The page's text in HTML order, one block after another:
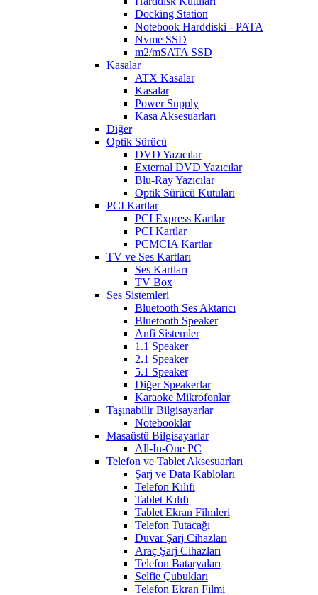
Docking Station
Notebook Harddiski - PATA
Nvme SSD
m2/mSATA SSD
Kasalar
ATX Kasalar
Kasalar
Power Supply
Kasa Aksesuarları
Diğer
Optik Sürücü
DVD Yazıcılar
External DVD Yazıcılar
Blu-Ray Yazıcılar
Optik Sürücü Kutuları
PCI Kartlar
PCI Express Kartlar
PCI Kartlar
PCMCIA Kartlar
TV ve Ses Kartları
Ses Kartları
TV Box
Ses Sistemleri
Bluetooth Ses Aktarıcı
Bluetooth Speaker
Anfi Sistemler
1.1 Speaker
2.1 Speaker
5.1 Speaker
Diğer Speakerlar
Karaoke Mikrofonlar
Taşınabilir Bilgisayarlar
Notebooklar
Masaüstü Bilgisayarlar
All-In-One PC
Telefon ve Tablet Aksesuarları
Şarj ve Data Kabloları
Telefon Kılıfı
Tablet Kılıfı
Tablet Ekran Filmleri
Telefon Tutacağı
Duvar Şarj Cihazları
Araç Şarj Cihazları
Telefon Bataryaları
Selfie Çubukları
Telefon Ekran Filmi